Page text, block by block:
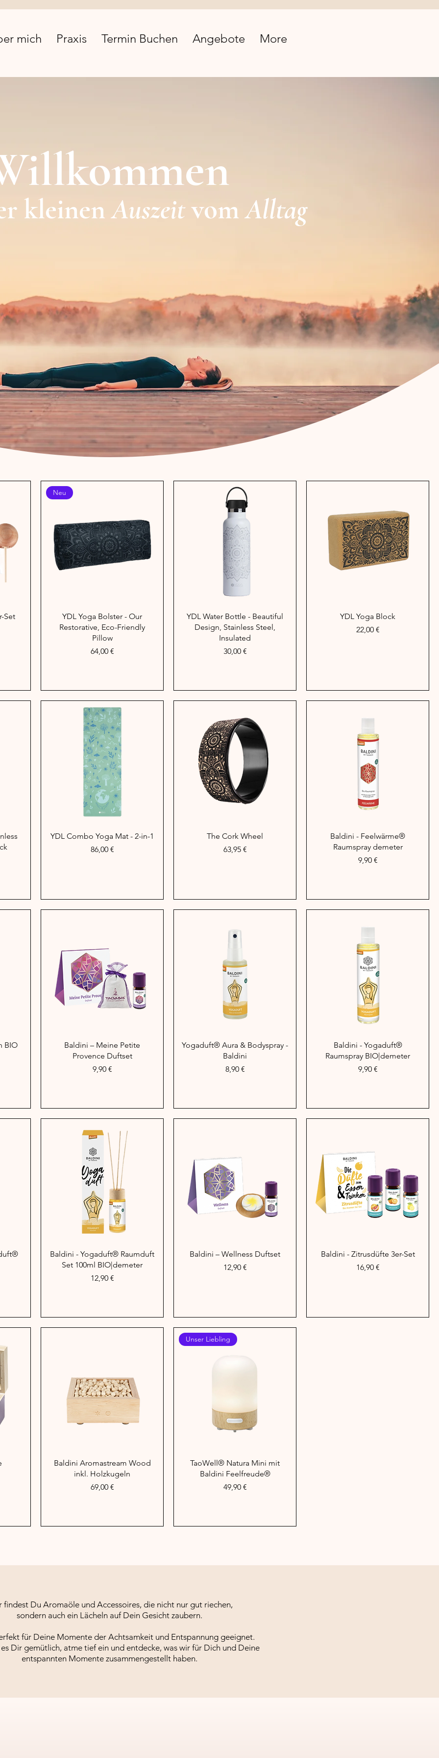
mich Praxis Termin Buchen Angebote More
kleinenAuszeitvomAlltag
Set
Schnellansicht
Neu
YDL Yoga Bolster - Our
Restorative, Eco-Friendly
Pillow
Preis
64,00 €
Schnellansicht
YDL Water Bottle - Beautiful
Design, Stainless Steel,
Insulated
Preis
30,00 €
Schnellansicht
YDL Yoga Block
Preis
22,00 €
Schnellansicht
YDL Combo Yoga Mat - 2-in-1
Preis
86,00 €
Schnellansicht
The Cork Wheel
Preis
63,95 €
Schnellansicht
Baldini - Feelwärme®
Raumspray demeter
Preis
9,90 €
BIO
Schnellansicht
Baldini – Meine Petite
Provence Duftset
Preis
9,90 €
Schnellansicht
Yogaduft® Aura & Bodyspray -
Baldini
Preis
8,90 €
Schnellansicht
Baldini - Yogaduft®
Raumspray BIO|demeter
Preis
9,90 €
Schnellansicht
Baldini - Yogaduft® Raumduft
Set 100ml BIO|demeter
Preis
12,90 €
Schnellansicht
Baldini – Wellness Duftset
Preis
12,90 €
Schnellansicht
Baldini - Zitrusdüfte 3er-Set
Preis
16,90 €
Schnellansicht
Baldini Aromastream Wood
inkl. Holzkugeln
Preis
69,00 €
Schnellansicht
Unser Liebling
TaoWell® Natura Mini mit
Baldini Feelfreude®
Preis
49,90 €
findest Du Aromaöle und Accessoires, die nicht nur gut riechen,
sondern auch ein Lächeln auf Dein Gesicht zaubern.
für Deine Momente der Achtsamkeit und Entspannung geeignet.
Dir gemütlich, atme tief ein und entdecke, was wir für Dich und Deine
entspannten Momente zusammengestellt haben.